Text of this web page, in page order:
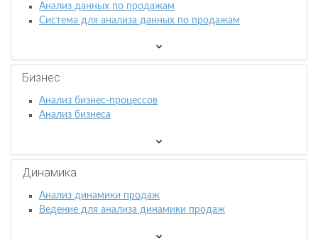
Анализ данных по продажам
Система для анализа данных по продажам
Бизнес
Анализ бизнес-процессов
Анализ бизнеса
Динамика
Анализ динамики продаж
Ведение для анализа динамики продаж